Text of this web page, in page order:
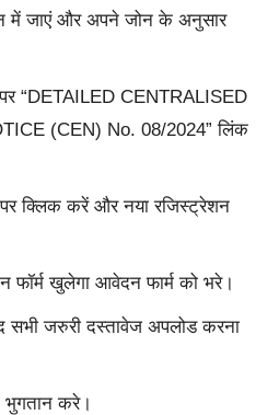
में जाएं और अपने जोन के अनुसार
“DETAILED CENTRALISED
(CEN) No. 08/2024” लिंक
क्लिक करें और नया रजिस्ट्रेशन
खुलेगा आवेदन फार्म को भरे।
सभी जरुरी दस्तावेज अपलोड करना
करे।